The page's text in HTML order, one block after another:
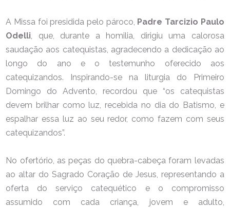
A Missa foi presidida pelo pároco, Padre Tarcizio Paulo
Odelli, que, durante a homilia, dirigiu uma calorosa
saudação aos catequistas, agradecendo a dedicação ao
longo do ano e o testemunho oferecido aos
catequizandos. Inspirando-se na liturgia do Primeiro
Domingo do Advento, recordou que “os catequistas
devem brilhar como luz, recebida no dia do Batismo, e
espalhar essa luz ao seu redor, como fazem com seus
catequizandos”.
No ofertório, as peças do quebra-cabeça foram levadas
ao altar do Sagrado Coração de Jesus, representando a
oferta do serviço catequético e o compromisso
assumido com cada criança, jovem e adulto,